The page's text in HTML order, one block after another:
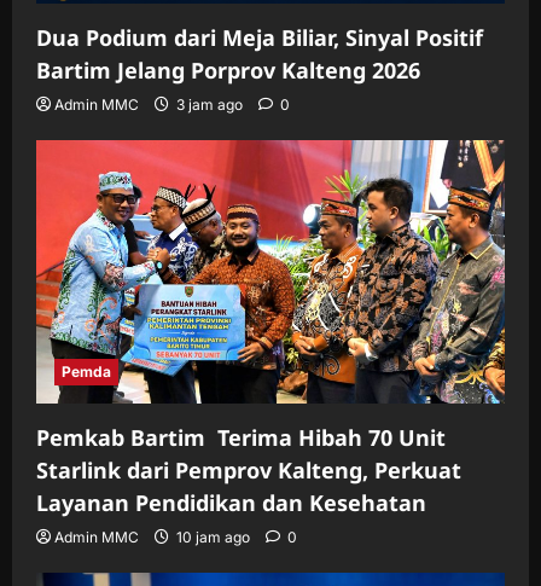
Dua Podium dari Meja Biliar, Sinyal Positif
Bartim Jelang Porprov Kalteng 2026
Admin MMC 3 jam ago 0
Pemda
Pemkab Bartim Terima Hibah 70 Unit
Starlink dari Pemprov Kalteng, Perkuat
Layanan Pendidikan dan Kesehatan
Admin MMC 10 jam ago 0